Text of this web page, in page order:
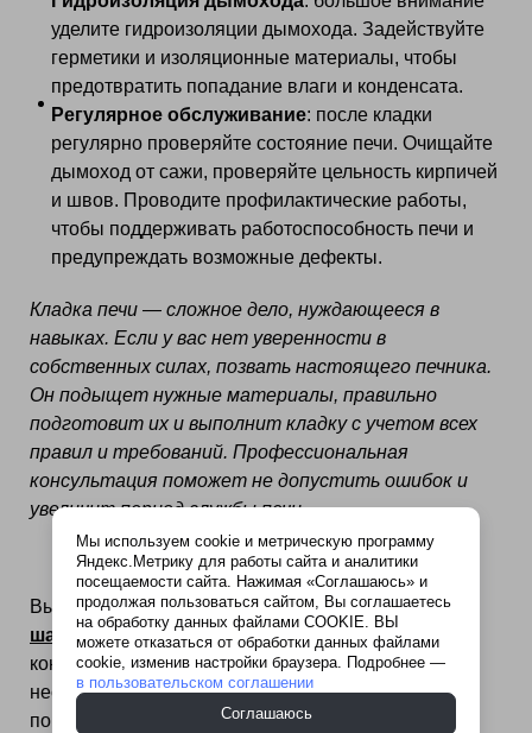
уделите гидроизоляции дымохода. Задействуйте
герметики и изоляционные материалы, чтобы
предотвратить попадание влаги и конденсата.
Регулярное обслуживание: после кладки
регулярно проверяйте состояние печи. Очищайте
дымоход от сажи, проверяйте цельность кирпичей
и швов. Проводите профилактические работы,
чтобы поддерживать работоспособность печи и
предупреждать возможные дефекты.
Кладка печи — сложное дело, нуждающееся в
навыках. Если у вас нет уверенности в
собственных силах, позвать настоящего печника.
Он подыщет нужные материалы, правильно
подготовит их и выполнит кладку с учетом всех
правил и требований. Профессиональная
консультация поможет не допустить ошибок и
увеличит период службы печи.
Выбор места, где вы можете купить глину
шамотную огнеупорную, зависит от ваших
конкретных нужд и условий региона. Однако есть
несколько причин, по которым стоит рассмотреть
покупку в «Терракот»:
Мы используем cookie и метрическую программу
Яндекс.Метрику для работы сайта и аналитики
посещаемости сайта. Нажимая «Соглашаюсь» и
продолжая пользоваться сайтом, Вы соглашаетесь
на обработку данных файлами COOKIE. ВЫ
можете отказаться от обработки данных файлами
cookie, изменив настройки браузера. Подробнее —
в пользовательском соглашении
Соглашаюсь